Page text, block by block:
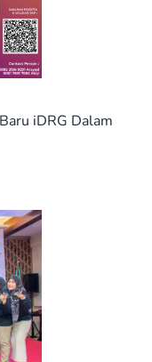
iDRG Dalam